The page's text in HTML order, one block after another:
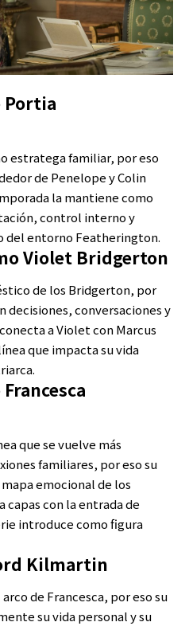
Portia
estratega familiar, por eso
de Penelope y Colin
la mantiene como
control interno y
del entorno Featherington.
Violet Bridgerton
de los Bridgerton, por
decisiones, conversaciones y
a Violet con Marcus
que impacta su vida
que se vuelve más
familiares, por eso su
emocional de los
capas con la entrada de
introduce como figura
Kilmartin
de Francesca, por eso su
su vida personal y su